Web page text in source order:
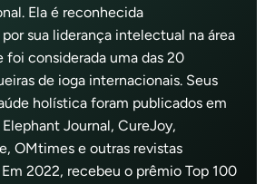
Ela é reconhecida
sua liderança intelectual na área
foi considerada uma das 20
de ioga internacionais. Seus
holística foram publicados em
Journal, CureJoy,
OMtimes e outras revistas
2022, recebeu o prêmio Top 100